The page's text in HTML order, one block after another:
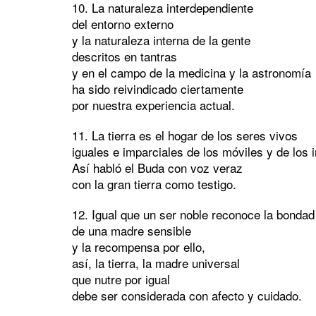
10. La naturaleza interdependiente
del entorno externo
y la naturaleza interna de la gente
descritos en tantras
y en el campo de la medicina y la astronomía
ha sido reivindicado ciertamente
por nuestra experiencia actual.
11. La tierra es el hogar de los seres vivos
iguales e imparciales de los móviles y de los
Así habló el Buda con voz veraz
con la gran tierra como testigo.
12. Igual que un ser noble reconoce la bondad
de una madre sensible
y la recompensa por ello,
así, la tierra, la madre universal
que nutre por igual
debe ser considerada con afecto y cuidado.